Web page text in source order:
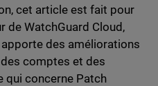
cet article est fait pour
de WatchGuard Cloud,
des améliorations
comptes et des
qui concerne Patch